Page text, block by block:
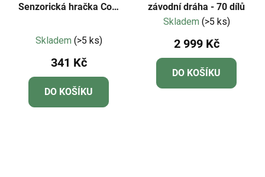
Senzorická hračka Cool
hodnocení
produktu
je
3,7
z
Skladem (>5 ks)
341 Kč
DO KOŠÍKU
závodní dráha - 70 dílů
Skladem (>5 ks)
2 999 Kč
DO KOŠÍKU